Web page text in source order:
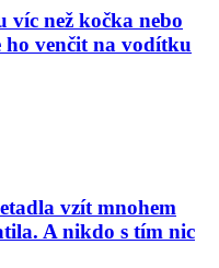
víc než kočka nebo
ho venčit na vodítku
vzít mnohem
A nikdo s tím nic